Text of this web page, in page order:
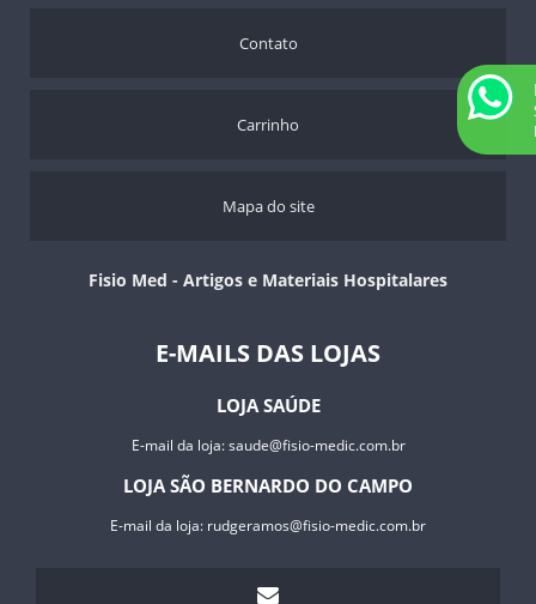
Contato
Carrinho
Mapa do site
Fisio Med - Artigos e Materiais Hospitalares
E-MAILS DAS LOJAS
LOJA SAÚDE
E-mail da loja:saude@fisio-medic.com.br
LOJA SÃO BERNARDO DO CAMPO
E-mail da loja: rudgeramos@fisio-medic.com.br